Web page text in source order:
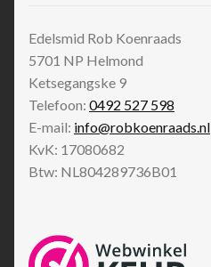
Edelsmid Rob Koenraads
5701 NP Helmond
Ketsegangske 9
Telefoon: 0492 527 598
E-mail: info@robkoenraads.nl
KvK: 17080682
Btw: NL804289736B01